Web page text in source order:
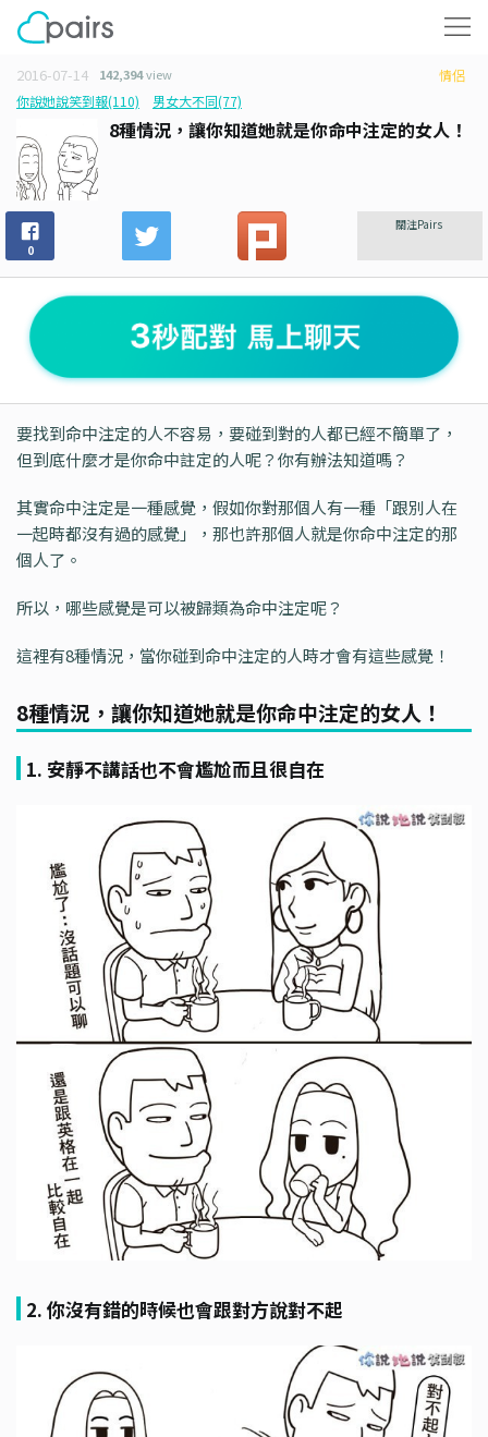
2016-07-14 142,394view
情侶
你說她說笑到報(110)
男女大不同(77)
8種情況，讓你知道她就是你命中注定的女人！
0
關注Pairs
要找到命中注定的人不容易，要碰到對的人都已經不簡單了，
但到底什麼才是你命中註定的人呢？你有辦法知道嗎？
其實命中注定是一種感覺，假如你對那個人有一種「跟別人在
一起時都沒有過的感覺」，那也許那個人就是你命中注定的那
個人了。
所以，哪些感覺是可以被歸類為命中注定呢？
這裡有8種情況，當你碰到命中注定的人時才會有這些感覺！
8種情況，讓你知道她就是你命中注定的女人！
1. 安靜不講話也不會尷尬而且很自在
2. 你沒有錯的時候也會跟對方說對不起